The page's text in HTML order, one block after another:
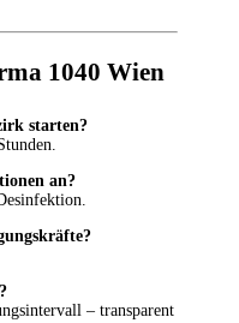
1040 Wien
starten?
an?
– transparent